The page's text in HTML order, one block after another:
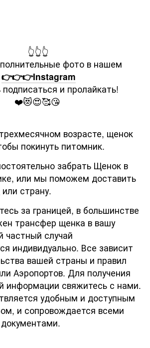
👆👆👆
фото в нашем
👉👉👉Instagram
подписаться и пролайкать!
❤️😻😍🥰😘
возрасте, щенок
покинуть питомник.
забрать Щенок в
или мы поможем доставить
страну.
за границей, в большинстве
трансфер щенка в вашу
частный случай
индивидуально. Все зависит
вашей страны и правил
Аэропортов. Для получения
информации свяжитесь с нами.
удобным и доступным
и сопровождается всеми